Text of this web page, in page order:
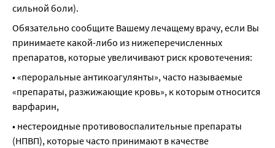
сильной боли).
Обязательно сообщите Вашему лечащему врачу, если Вы
принимаете какой-либо из нижеперечисленных
препаратов, которые увеличивают риск кровотечения:
• «пероральные антикоагулянты», часто называемые
«препараты, разжижающие кровь», к которым относится
варфарин,
• нестероидные противовоспалительные препараты
(НПВП), которые часто принимают в качестве